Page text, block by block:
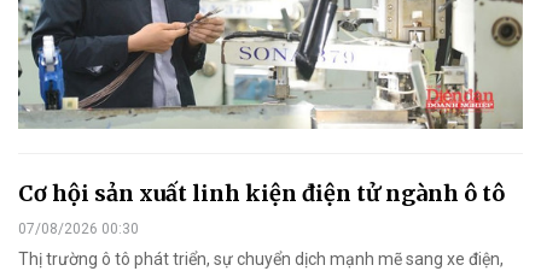
Cơ hội sản xuất linh kiện điện tử ngành ô tô
07/08/2026 00:30
Thị trường ô tô phát triển, sự chuyển dịch mạnh mẽ sang xe điện,